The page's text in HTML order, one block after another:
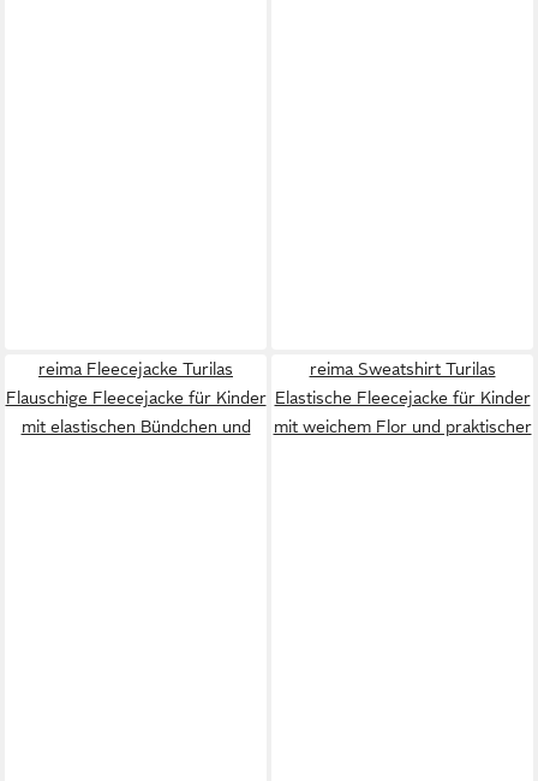
reima Fleecejacke Turilas
Flauschige Fleecejacke für Kinder
mit elastischen Bündchen und
reima Sweatshirt Turilas
Elastische Fleecejacke für Kinder
mit weichem Flor und praktischer